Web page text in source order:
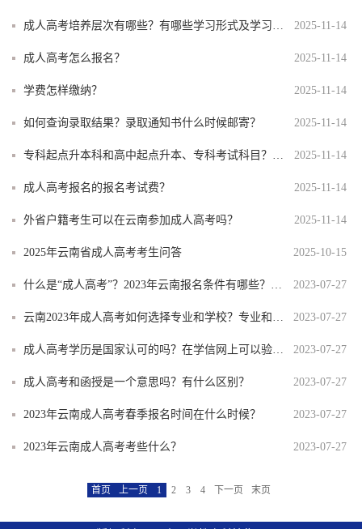
2025-11-14
成人高考培养层次有哪些？有哪些学习形式及学习年限？
2025-11-14
成人高考怎么报名？
2025-11-14
学费怎样缴纳？
2025-11-14
如何查询录取结果？录取通知书什么时候邮寄？
2025-11-14
专科起点升本科和高中起点升本、专科考试科目？如何购买考试用书？
2025-11-14
成人高考报名的报名考试费？
2025-11-14
外省户籍考生可以在云南参加成人高考吗？
2025-10-15
2025年云南省成人高考考生问答
2023-07-27
什么是“成人高考”？2023年云南报名条件有哪些？需要交哪些报考材料？考试科目有几科？
2023-07-27
云南2023年成人高考如何选择专业和学校？专业和学校哪一个更重要？
2023-07-27
成人高考学历是国家认可的吗？在学信网上可以验证吗？
2023-07-27
成人高考和函授是一个意思吗？有什么区别？
2023-07-27
2023年云南成人高考春季报名时间在什么时候？
2023-07-27
2023年云南成人高考考些什么？
首页 上一页 1 2 3 4 下一页 末页